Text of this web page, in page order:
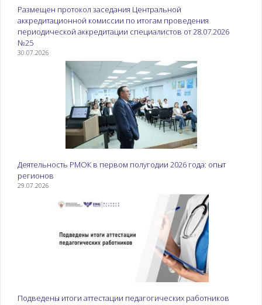
Размещен протокол заседания Центральной
аккредитационной комиссии по итогам проведения
периодической аккредитации специалистов от 28.07.2026
№25
30.07.2026
Деятельность РМОК в первом полугодии 2026 года: опыт
регионов
29.07.2026
Подведены итоги аттестации педагогических работников